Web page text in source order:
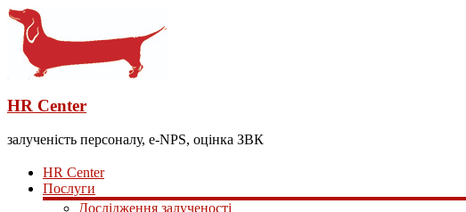
HR Center
залученість персоналу, e-NPS, оцінка ЗВК
HR Center
Послуги
Дослідження залученості